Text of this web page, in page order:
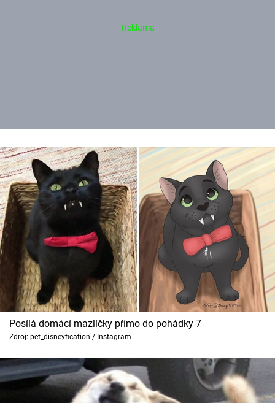
Posílá domácí mazlíčky přímo do pohádky 7
Zdroj: pet_disneyfication / Instagram